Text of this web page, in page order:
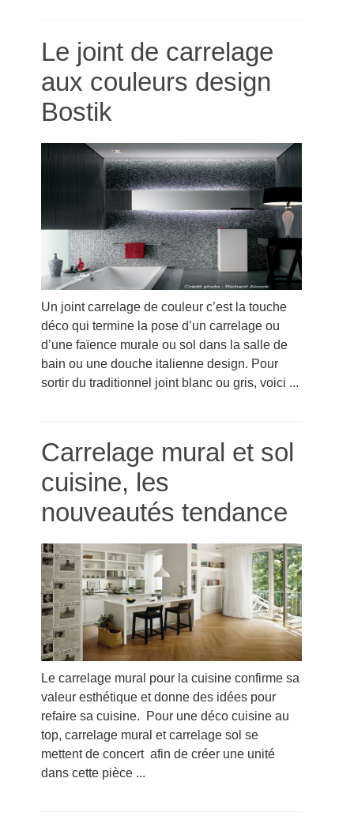
Le joint de carrelage
aux couleurs design
Bostik
Un joint carrelage de couleur c’est la touche
déco qui termine la pose d’un carrelage ou
d’une faïence murale ou sol dans la salle de
bain ou une douche italienne design. Pour
sortir du traditionnel joint blanc ou gris, voici ...
Carrelage mural et sol
cuisine, les
nouveautés tendance
Le carrelage mural pour la cuisine confirme sa
valeur esthétique et donne des idées pour
refaire sa cuisine. Pour une déco cuisine au
top, carrelage mural et carrelage sol se
mettent de concert afin de créer une unité
dans cette pièce ...